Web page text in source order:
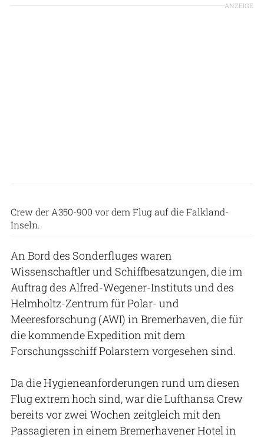
ANZEIGE
Crew der A350-900 vor dem Flug auf die Falkland-
Inseln.
An Bord des Sonderfluges waren
Wissenschaftler und Schiffbesatzungen, die im
Auftrag des Alfred-Wegener-Instituts und des
Helmholtz-Zentrum für Polar- und
Meeresforschung (AWI) in Bremerhaven, die für
die kommende Expedition mit dem
Forschungsschiff Polarstern vorgesehen sind.
Da die Hygieneanforderungen rund um diesen
Flug extrem hoch sind, war die Lufthansa Crew
bereits vor zwei Wochen zeitgleich mit den
Passagieren in einem Bremerhavener Hotel in